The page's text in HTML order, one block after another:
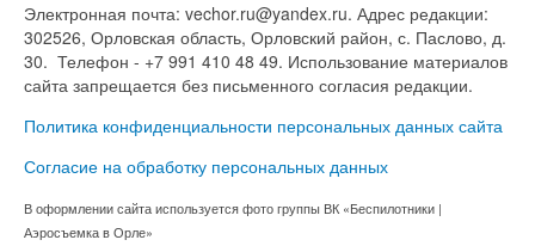
Электронная почта: vechor.ru@yandex.ru. Адрес редакции:
302526, Орловская область, Орловский район, с. Паслово, д.
30. Телефон - +7 991 410 48 49. Использование материалов
сайта запрещается без письменного согласия редакции.
Политика конфиденциальности персональных данных сайта
Согласие на обработку персональных данных
В оформлении сайта используется фото группы ВК «Беспилотники |
Аэросъемка в Орле»